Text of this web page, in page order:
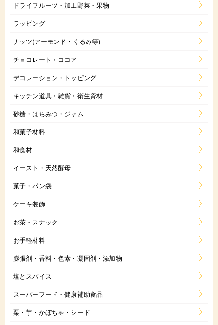
ドライフルーツ・加工野菜・果物
ラッピング
ナッツ(アーモンド・くるみ等)
チョコレート・ココア
デコレーション・トッピング
キッチン道具・雑貨・衛生資材
砂糖・はちみつ・ジャム
和菓子材料
和食材
イースト・天然酵母
菓子・パン袋
ケーキ装飾
お茶・スナック
お手軽材料
膨張剤・香料・色素・凝固剤・添加物
塩とスパイス
スーパーフード・健康補助食品
栗・芋・かぼちゃ・シード